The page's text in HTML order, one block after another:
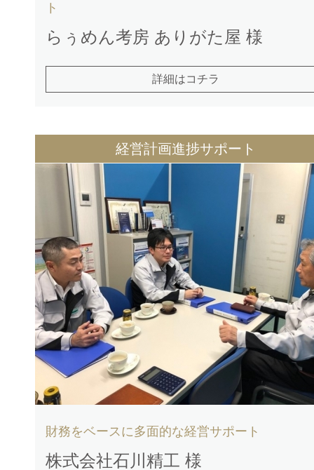
ト
らぅめん考房 ありがた屋 様
詳細はコチラ
経営計画進捗サポート
財務をベースに多面的な経営サポート
株式会社石川精工 様